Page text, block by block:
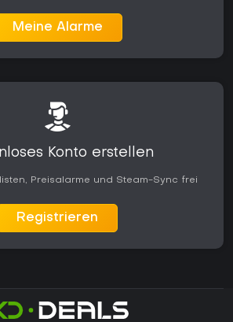
Meine Alarme
Konto erstellen
Preisalarme und Steam-Sync frei
Registrieren